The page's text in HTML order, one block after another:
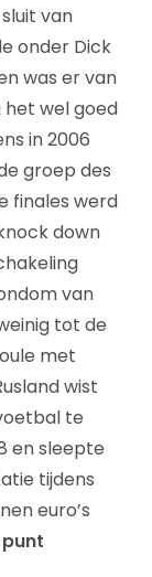
van
onder Dick
was er van
wel goed
in 2006
groep des
finales werd
down
van
tot de
met
wist
te
en sleepte
tijdens
euro’s
punt